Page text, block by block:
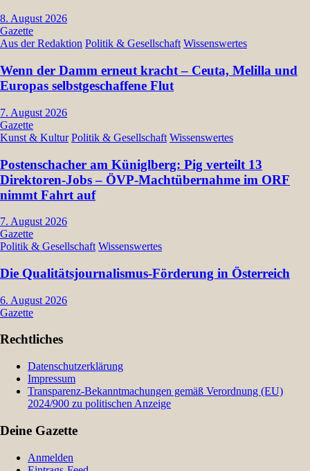
8. August 2026
Gazette
Aus der Redaktion Politik & Gesellschaft Wissenswertes
Wenn der Damm erneut kracht – Ceuta, Melilla und
Europas selbstgeschaffene Flut
7. August 2026
Gazette
Kunst & Kultur Politik & Gesellschaft Wissenswertes
Postenschacher am Küniglberg: Pig verteilt 13
Direktoren-Jobs – ÖVP-Machtübernahme im ORF
nimmt Fahrt auf
7. August 2026
Gazette
Politik & Gesellschaft Wissenswertes
Die Qualitätsjournalismus-Förderung in Österreich
6. August 2026
Gazette
Rechtliches
Datenschutzerklärung
Impressum
Transparenz-Bekanntmachungen gemäß Verordnung (EU)
2024/900 zu politischen Anzeige
Deine Gazette
Anmelden